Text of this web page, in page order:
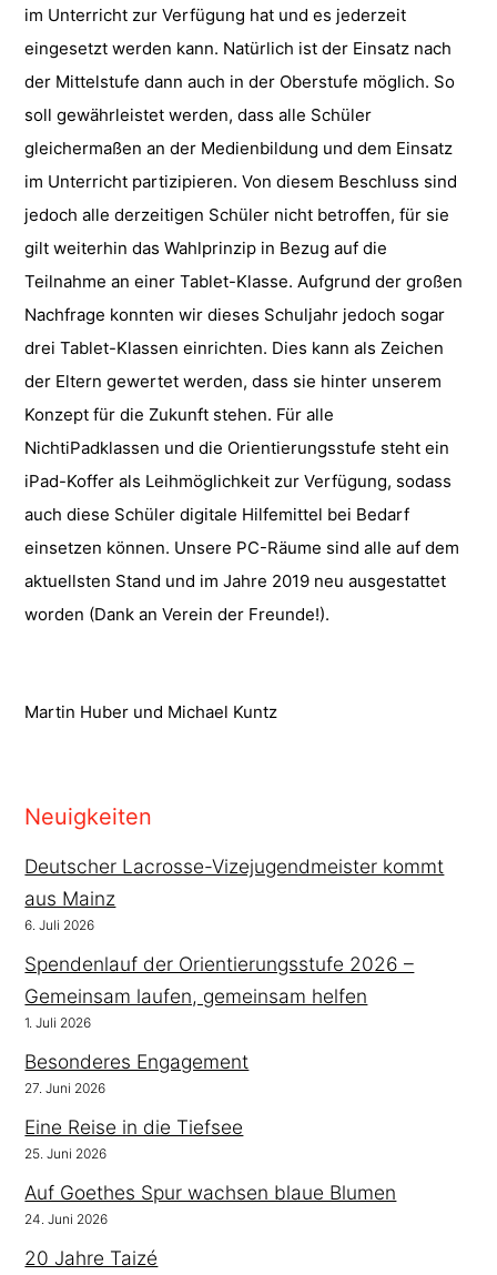
im Unterricht zur Verfügung hat und es jederzeit
eingesetzt werden kann. Natürlich ist der Einsatz nach
der Mittelstufe dann auch in der Oberstufe möglich. So
soll gewährleistet werden, dass alle Schüler
gleichermaßen an der Medienbildung und dem Einsatz
im Unterricht partizipieren. Von diesem Beschluss sind
jedoch alle derzeitigen Schüler nicht betroffen, für sie
gilt weiterhin das Wahlprinzip in Bezug auf die
Teilnahme an einer Tablet-Klasse. Aufgrund der großen
Nachfrage konnten wir dieses Schuljahr jedoch sogar
drei Tablet-Klassen einrichten. Dies kann als Zeichen
der Eltern gewertet werden, dass sie hinter unserem
Konzept für die Zukunft stehen. Für alle
NichtiPadklassen und die Orientierungsstufe steht ein
iPad-Koffer als Leihmöglichkeit zur Verfügung, sodass
auch diese Schüler digitale Hilfemittel bei Bedarf
einsetzen können. Unsere PC-Räume sind alle auf dem
aktuellsten Stand und im Jahre 2019 neu ausgestattet
worden (Dank an Verein der Freunde!).
Martin Huber und Michael Kuntz
Neuigkeiten
Deutscher Lacrosse-Vizejugendmeister kommt
aus Mainz
6. Juli 2026
Spendenlauf der Orientierungsstufe 2026 –
Gemeinsam laufen, gemeinsam helfen
1. Juli 2026
Besonderes Engagement
27. Juni 2026
Eine Reise in die Tiefsee
25. Juni 2026
Auf Goethes Spur wachsen blaue Blumen
24. Juni 2026
20 Jahre Taizé